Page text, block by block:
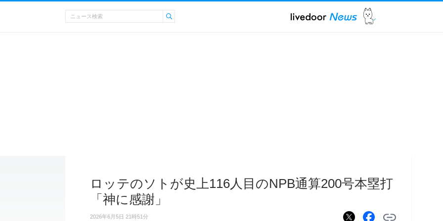
ロッテのソトが史上116人目のNPB通算200号本塁打
「神に感謝」
2026年6月5日 21時51分